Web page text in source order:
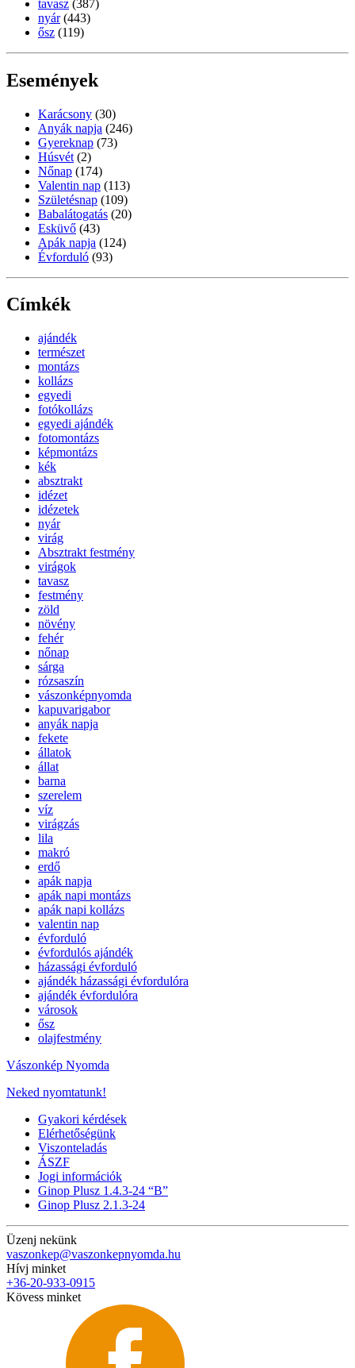
tavasz (387)
nyár (443)
ősz (119)
Események
Karácsony (30)
Anyák napja (246)
Gyereknap (73)
Húsvét (2)
Nőnap (174)
Valentin nap (113)
Születésnap (109)
Babalátogatás (20)
Esküvő (43)
Apák napja (124)
Évforduló (93)
Címkék
ajándék
természet
montázs
kollázs
egyedi
fotókollázs
egyedi ajándék
fotomontázs
képmontázs
kék
absztrakt
idézet
idézetek
nyár
virág
Absztrakt festmény
virágok
tavasz
festmény
zöld
növény
fehér
nőnap
sárga
rózsaszín
vászonképnyomda
kapuvarigabor
anyák napja
fekete
állatok
állat
barna
szerelem
víz
virágzás
lila
makró
erdő
apák napja
apák napi montázs
apák napi kollázs
valentin nap
évforduló
évfordulós ajándék
házassági évforduló
ajándék házassági évfordulóra
ajándék évfordulóra
városok
ősz
olajfestmény
Vászonkép Nyomda
Neked nyomtatunk!
Gyakori kérdések
Elérhetőségünk
Viszonteladás
ÁSZF
Jogi információk
Ginop Plusz 1.4.3-24 “B”
Ginop Plusz 2.1.3-24
Üzenj nekünk
vaszonkep@vaszonkepnyomda.hu
Hívj minket
+36-20-933-0915
Kövess minket